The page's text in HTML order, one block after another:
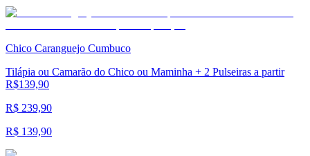
Chico Caranguejo Cumbuco
Tilápia ou Camarão do Chico ou Maminha + 2 Pulseiras a partir
R$139,90
R$ 239,90
R$ 139,90